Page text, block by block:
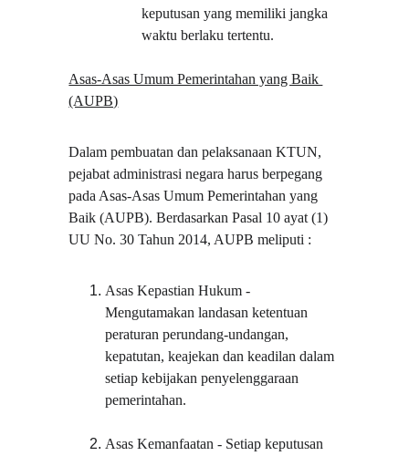
keputusan yang memiliki jangka
waktu berlaku tertentu.
Asas-Asas Umum Pemerintahan yang Baik
(AUPB)
Dalam pembuatan dan pelaksanaan KTUN,
pejabat administrasi negara harus berpegang
pada Asas-Asas Umum Pemerintahan yang
Baik (AUPB). Berdasarkan Pasal 10 ayat (1)
UU No. 30 Tahun 2014, AUPB meliputi :
Asas Kepastian Hukum -
Mengutamakan landasan ketentuan
peraturan perundang-undangan,
kepatutan, keajekan dan keadilan dalam
setiap kebijakan penyelenggaraan
pemerintahan.
Asas Kemanfaatan - Setiap keputusan